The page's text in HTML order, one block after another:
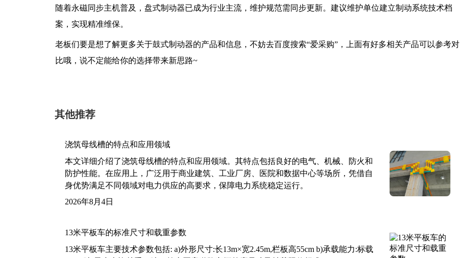
随着永磁同步主机普及，盘式制动器已成为行业主流，维护规范需同步更新。建议维护单位建立制动系统技术档
案，实现精准维保。
老板们要是想了解更多关于鼓式制动器的产品和信息，不妨去百度搜索“爱采购”，上面有好多相关产品可以参考对
比哦，说不定能给你的选择带来新思路~
其他推荐
浇筑母线槽的特点和应用领域
本文详细介绍了浇筑母线槽的特点和应用领域。其特点包括良好的电气、机械、防火和
防护性能。在应用上，广泛用于商业建筑、工业厂房、医院和数据中心等场所，凭借自
身优势满足不同领域对电力供应的高要求，保障电力系统稳定运行。
2026年8月4日
13米平板车的标准尺寸和载重参数
13米平板车主要技术参数包括: a)外形尺寸:长13m×宽2.45m,栏板高55cm b)承载能力:标载